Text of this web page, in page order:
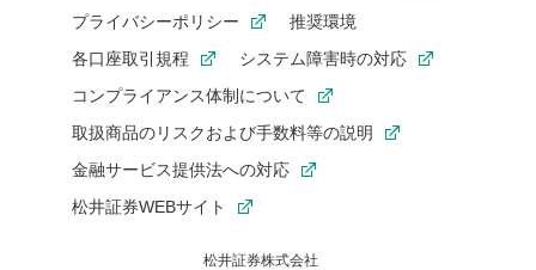
プライバシーポリシー
推奨環境
各口座取引規程
システム障害時の対応
コンプライアンス体制について
取扱商品のリスクおよび手数料等の説明
金融サービス提供法への対応
松井証券WEBサイト
松井証券株式会社